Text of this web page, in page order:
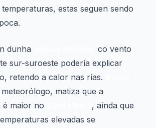
estas seguen sendo
dunha
co vento
sur-suroeste podería explicar
retendo a calor nas rías.
meteorólogo, matiza que a
maior no
, aínda que
elevadas se